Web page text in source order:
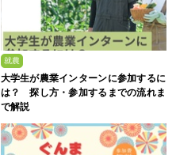
就農
大学生が農業インターンに参加するに
は？ 探し方・参加するまでの流れま
で解説